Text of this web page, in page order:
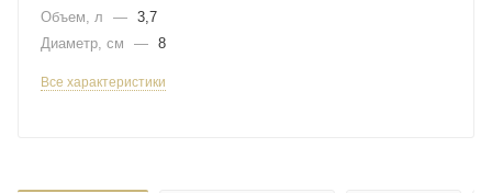
Объем, л
— 3,7
Диаметр, см
— 8
Все характеристики